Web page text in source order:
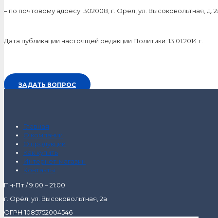
– по почтовому адресу: 302008, г. Орёл, ул. Высоковольтная, д.
Дата публикации настоящей редакции Политики: 13.01.2014 г.
ЗАДАТЬ ВОПРОС
Главная
О компании
О продукции
Как купить
Интернет-магазин
Контакты
Пн-Пт / 9:00 – 21:00
г. Орёл, ул. Высоковольтная, 2а
ОГРН 1085752004546